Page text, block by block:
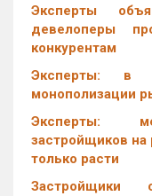
Эксперты
девелоперы
конкурентам
Эксперты: в
монополизации
Эксперты:
застройщиков
только расти
Застройщики